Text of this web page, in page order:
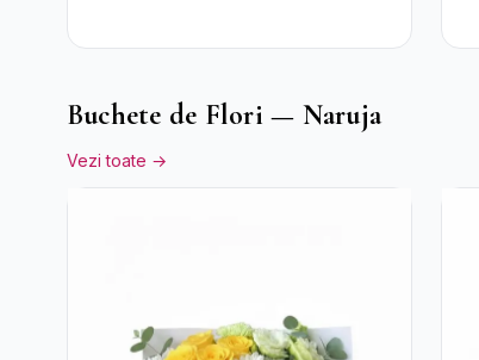
Buchete de Flori — Naruja
Vezi toate →